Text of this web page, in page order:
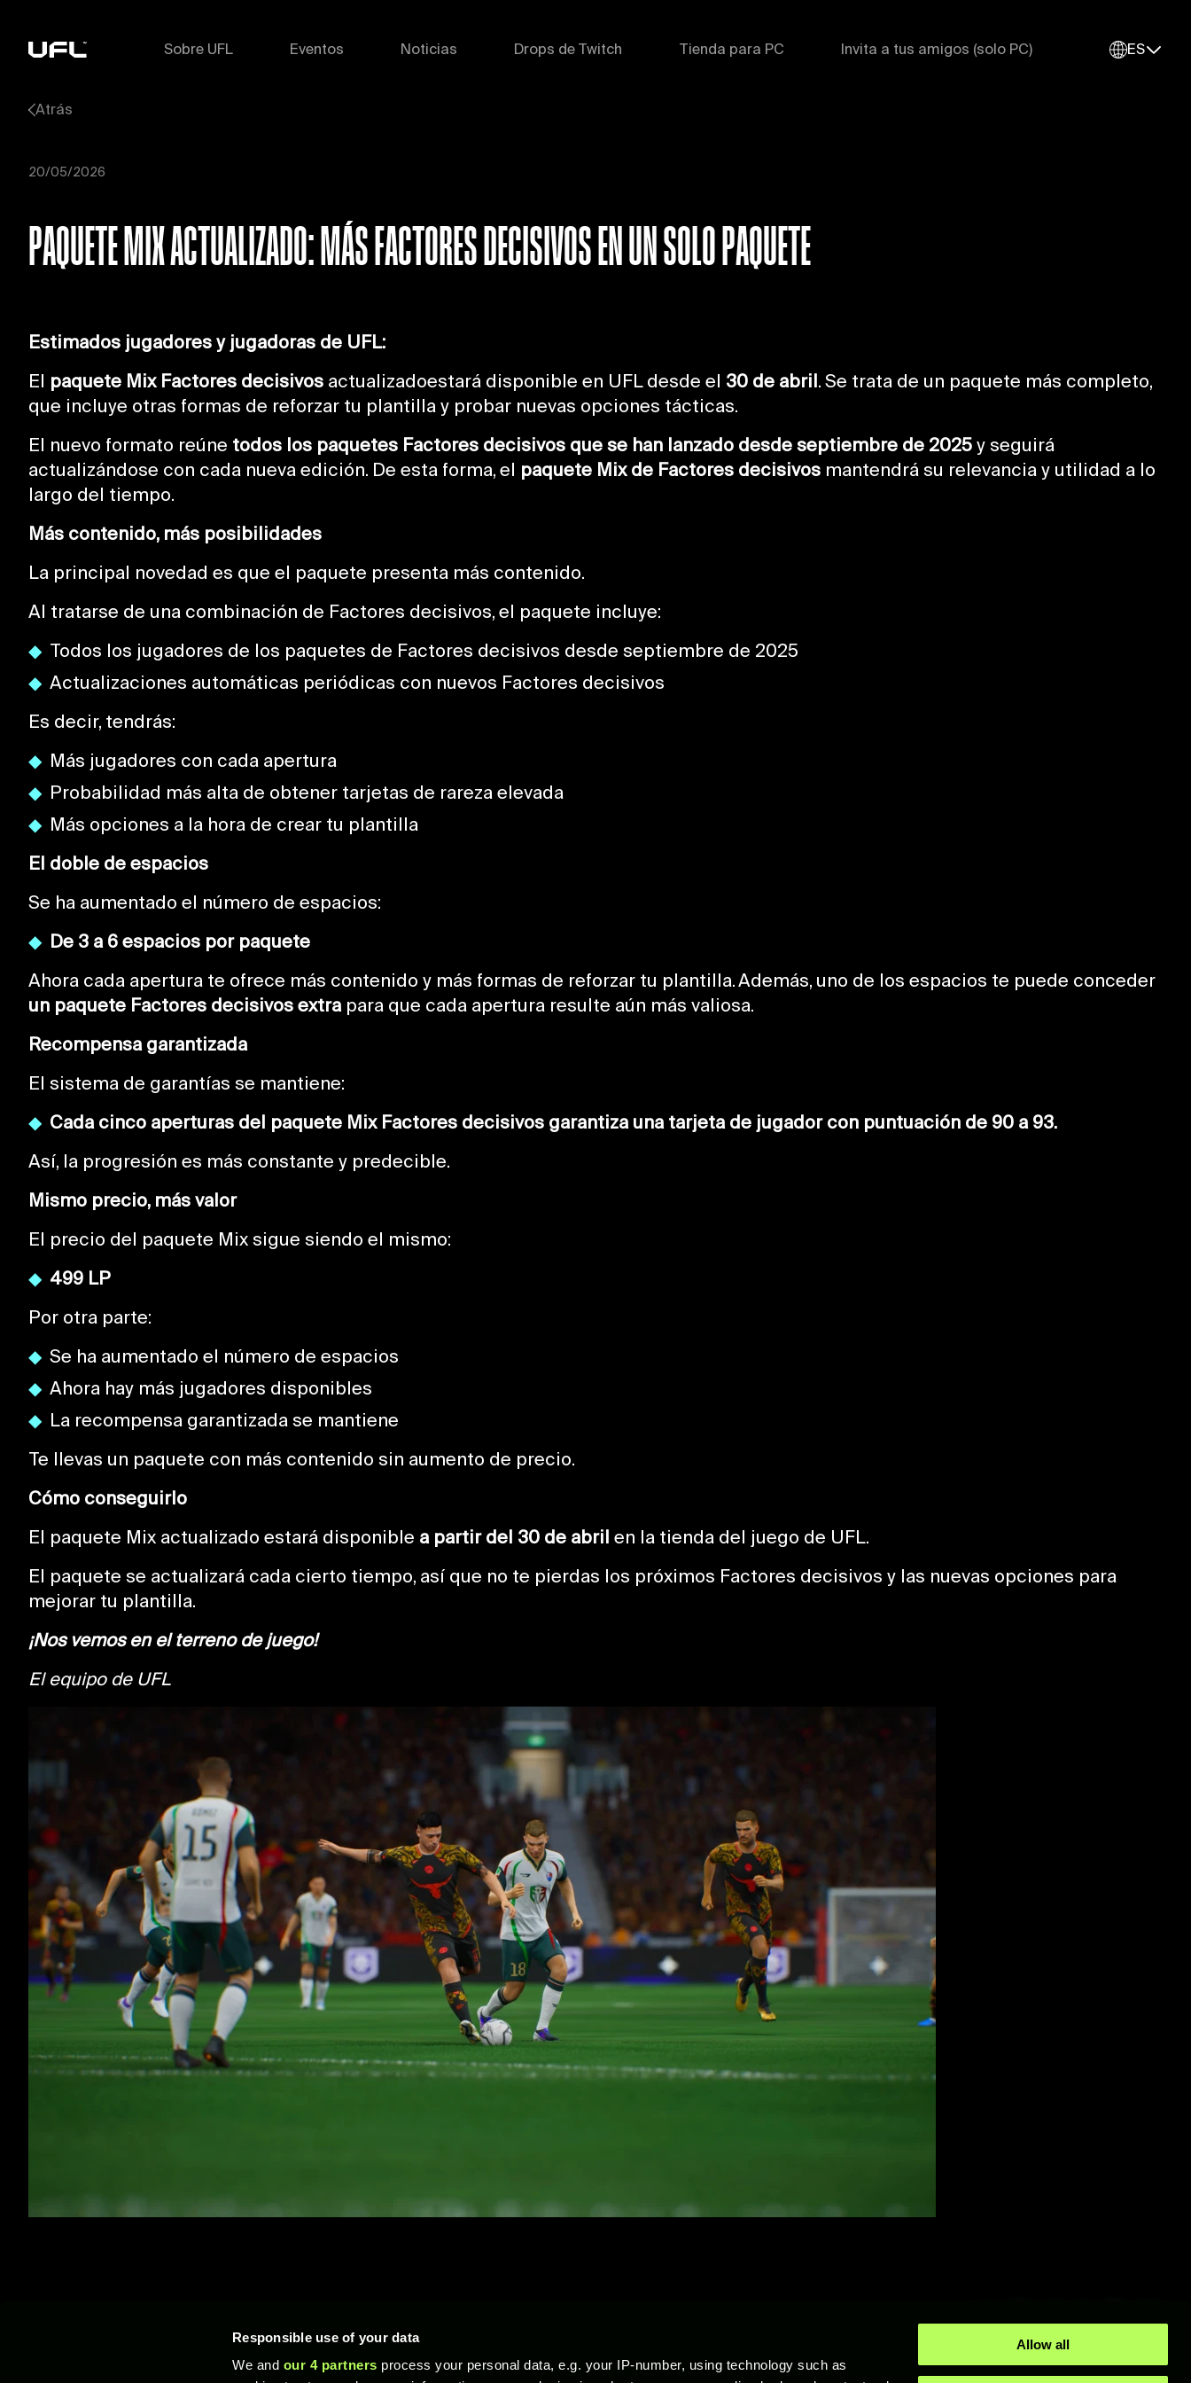
Responsible use of your data
We and our 4 partners process your personal data, e.g. your IP-number, using technology such as
Allow all
Sobre UFL Eventos Noticias Drops de Twitch Tienda para PC Invita a tus amigos (solo PC) ES
Atrás
20/05/2026
PAQUETE MIX ACTUALIZADO: MÁS FACTORES DECISIVOS EN UN SOLO PAQUETE
Estimados jugadores y jugadoras de UFL:
El paquete Mix Factores decisivosactualizadoestará disponible en UFL desde el 30 de abril. Se trata de un paquete más completo,
que incluye otras formas de reforzar tu plantilla y probar nuevas opciones tácticas.
El nuevo formato reúne todos los paquetes Factores decisivos que se han lanzado desde septiembre de 2025y seguirá
actualizándose con cada nueva edición. De esta forma, el paquete Mix de Factores decisivos mantendrá su relevancia y utilidad a lo
largo del tiempo.
Más contenido, más posibilidades
La principal novedad es que el paquete presenta más contenido.
Al tratarse de una combinación de Factores decisivos, el paquete incluye:
Todos los jugadores de los paquetes de Factores decisivos desde septiembre de 2025
Actualizaciones automáticas periódicas con nuevos Factores decisivos
Es decir, tendrás:
Más jugadores con cada apertura
Probabilidad más alta de obtener tarjetas de rareza elevada
Más opciones a la hora de crear tu plantilla
El doble de espacios
Se ha aumentado el número de espacios:
De 3 a 6 espacios por paquete
Ahora cada apertura te ofrece más contenido y más formas de reforzar tu plantilla. Además, uno de los espacios te puede conceder
un paquete Factores decisivos extrapara que cada apertura resulte aún más valiosa.
Recompensa garantizada
El sistema de garantías se mantiene:
Cada cinco aperturas del paquete Mix Factores decisivos garantiza una tarjeta de jugador con puntuación de 90 a 93.
Así, la progresión es más constante y predecible.
Mismo precio, más valor
El precio del paquete Mix sigue siendo el mismo:
499 LP
Por otra parte:
Se ha aumentado el número de espacios
Ahora hay más jugadores disponibles
La recompensa garantizada se mantiene
Te llevas un paquete con más contenido sin aumento de precio.
Cómo conseguirlo
El paquete Mix actualizado estará disponible a partir del 30 de abrilen la tienda del juego de UFL.
El paquete se actualizará cada cierto tiempo, así que no te pierdas los próximos Factores decisivos y las nuevas opciones para
mejorar tu plantilla.
¡Nos vemos en el terreno de juego!
El equipo de UFL